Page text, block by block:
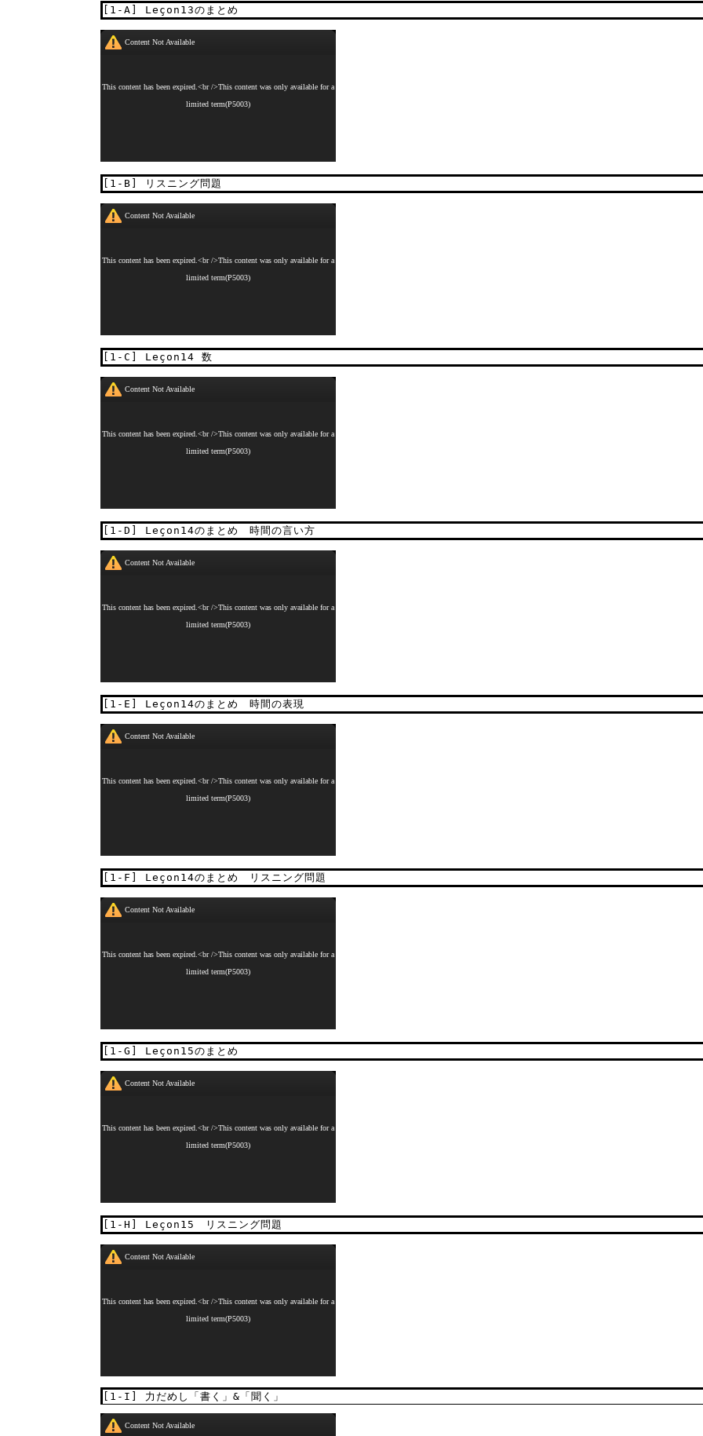
[1-A] Leçon13のまとめ
[1-B] リスニング問題
[1-C] Leçon14 数
[1-D] Leçon14のまとめ 時間の言い方
[1-E] Leçon14のまとめ 時間の表現
[1-F] Leçon14のまとめ リスニング問題
[1-G] Leçon15のまとめ
[1-H] Leçon15 リスニング問題
[1-I] 力だめし「書く」&「聞く」